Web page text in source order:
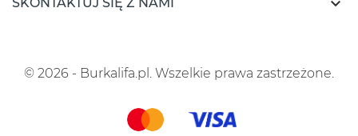

© 2026 - Burkalifa.pl. Wszelkie prawa zastrzeżone.